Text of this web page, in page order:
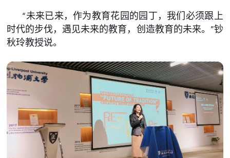
“未来已来，作为教育花园的园丁，我们必须跟上
时代的步伐，遇见未来的教育，创造教育的未来。”钞
秋玲教授说。